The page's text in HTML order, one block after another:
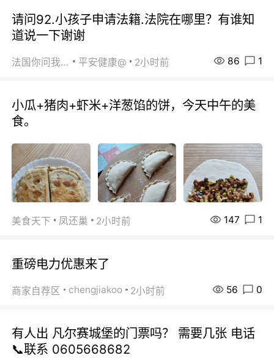
请问92.小孩子申请法籍.法院在哪里？有谁知
道说一下谢谢
法国你问我答 平安健康@ 2小时前 86 1
小瓜+猪肉+虾米+洋葱馅的饼，今天中午的美
食。
美食天下 凤还巢 2小时前 147 1
重磅电力优惠来了
商家自荐区 chengjiakoo 2小时前 56 0
有人出 凡尔赛城堡的门票吗？ 需要几张 电话
📞联系 0605668682